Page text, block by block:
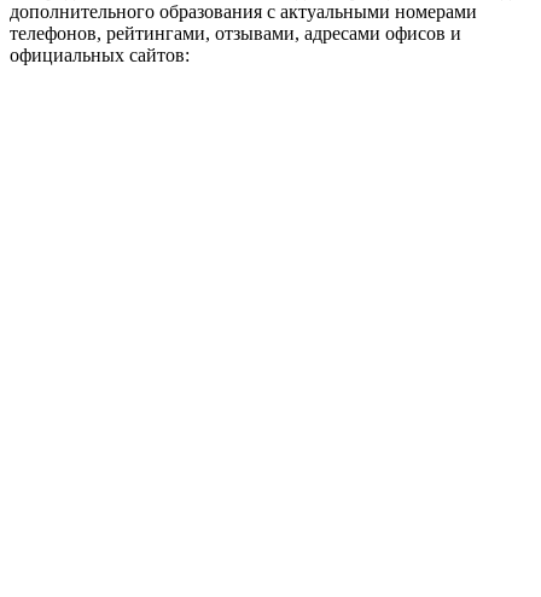
дополнительного образования с актуальными номерами
телефонов, рейтингами, отзывами, адресами офисов и
официальных сайтов: